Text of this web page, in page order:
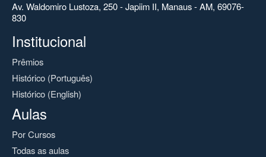
Av. Waldomiro Lustoza, 250 - Japiim II, Manaus - AM, 69076-
830
Institucional
Prêmios
Histórico (Português)
Histórico (English)
Aulas
Por Cursos
Todas as aulas